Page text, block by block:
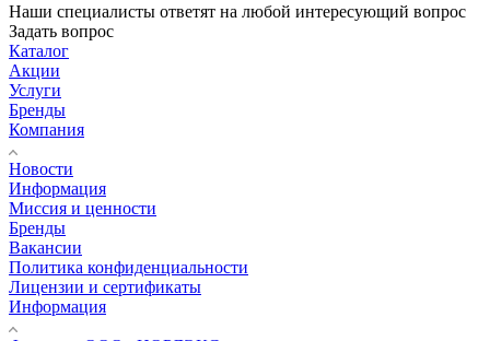
Наши специалисты ответят на любой интересующий вопрос
Задать вопрос
Каталог
Акции
Услуги
Бренды
Компания
Новости
Информация
Миссия и ценности
Бренды
Вакансии
Политика конфиденциальности
Лицензии и сертификаты
Информация